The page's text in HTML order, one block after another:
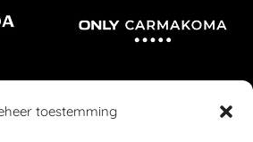
toestemming